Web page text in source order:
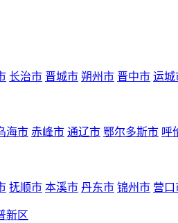
长治市 晋城市 朔州市 晋中市 运城
海市 赤峰市 通辽市 鄂尔多斯市 呼
抚顺市 本溪市 丹东市 锦州市 营口
新区